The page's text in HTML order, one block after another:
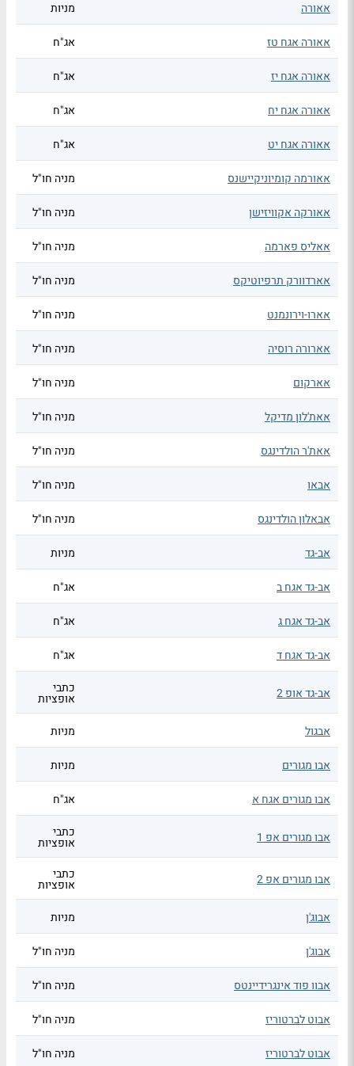
אאורה מניות
אאורה אגח טז אג"ח
אאורה אגח יז אג"ח
אאורה אגח יח אג"ח
אאורה אגח יט אג"ח
אאורמה קומיוניקיישנס מניה חו"ל
אאורקה אקוויזישן מניה חו"ל
אאליס פארמה מניה חו"ל
אארדוורק תרפיוטיקס מניה חו"ל
אארו-וירונמנט מניה חו"ל
אארורה רוסיה מניה חו"ל
אארקום מניה חו"ל
אאת'לון מדיקל מניה חו"ל
אאת'ר הולדינגס מניה חו"ל
אבאו מניה חו"ל
אבאלון הולדינגס מניה חו"ל
אב-גד מניות
אב-גד אגח ב אג"ח
אב-גד אגח ג אג"ח
אב-גד אגח ד אג"ח
אב-גד אופ 2 כתבי
אופציות
אבגול
מניות
אבו מגורים מניות
אבו מגורים אגח א אג"ח
אבו מגורים אפ 1 כתבי
אופציות
אבו מגורים אפ 2 כתבי
אופציות
אבוג'ן
מניות
אבוג'ן מניה חו"ל
אבוו פוד אינגרידיינטס מניה חו"ל
אבוט לברטוריז מניה חו"ל
אבוט לברטוריז מניה חו"ל